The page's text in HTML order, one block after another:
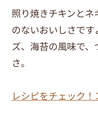
照り焼きチキンと
のないおいしさで
ズ、海苔の風味で
さ。
レシピをチェック！